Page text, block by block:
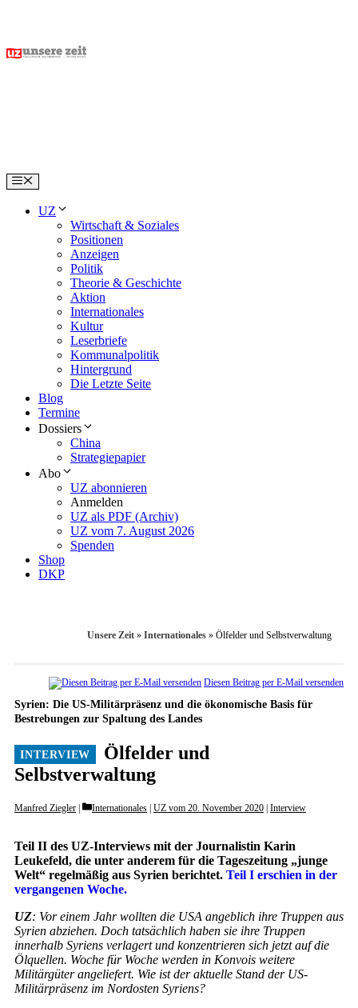
content
Menu
UZ
Wirtschaft & Soziales
Positionen
Anzeigen
Politik
Theorie & Geschichte
Aktion
Internationales
Kultur
Leserbriefe
Kommunalpolitik
Hintergrund
Die Letzte Seite
Blog
Termine
Dossiers
China
Strategiepapier
Abo
UZ abonnieren
Anmelden
UZ als PDF (Archiv)
UZ vom 7. August 2026
Spenden
Shop
DKP
Unsere Zeit » Internationales » Ölfelder und Selbstverwaltung
Diesen Beitrag per E-Mail versenden
Syrien: Die US-Militärpräsenz und die ökonomische Basis für
Bestrebungen zur Spaltung des Landes
Ölfelder und
Selbstverwaltung
Manfred Ziegler Categories
Internationales UZ vom 20. November 2020 Interview
Teil II des UZ-Interviews mit der Journalistin Karin
Leukefeld, die unter anderem für die Tageszeitung „junge
Welt“ regelmäßig aus Syrien berichtet. Teil I erschien in der
vergangenen Woche.
UZ: Vor einem Jahr wollten die USA angeblich ihre Truppen aus
Syrien abziehen. Doch tatsächlich haben sie ihre Truppen
innerhalb Syriens verlagert und konzentrieren sich jetzt auf die
Ölquellen. Woche für Woche werden in Konvois weitere
Militärgüter angeliefert. Wie ist der aktuelle Stand der US-
Militärpräsenz im Nordosten Syriens?